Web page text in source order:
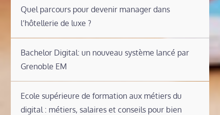
Quel parcours pour devenir manager dans
l’hôtellerie de luxe ?
Bachelor Digital: un nouveau système lancé par
Grenoble EM
Ecole supérieure de formation aux métiers du
digital : métiers, salaires et conseils pour bien